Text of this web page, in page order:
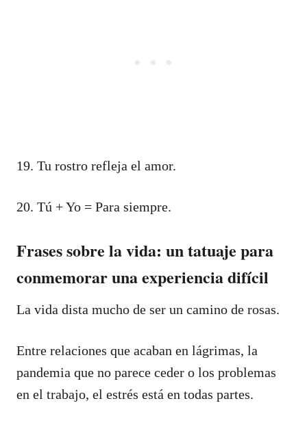
19. Tu rostro refleja el amor.
20. Tú + Yo = Para siempre.
Frases sobre la vida: un tatuaje para
conmemorar una experiencia difícil
La vida dista mucho de ser un camino de rosas.
Entre relaciones que acaban en lágrimas, la
pandemia que no parece ceder o los problemas
en el trabajo, el estrés está en todas partes.